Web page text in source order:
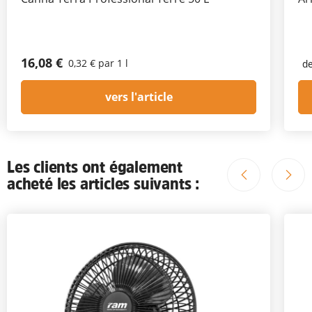
16,08 € 0,32 € par 1 l
vers l'article
Les clients ont également
acheté les articles suivants :